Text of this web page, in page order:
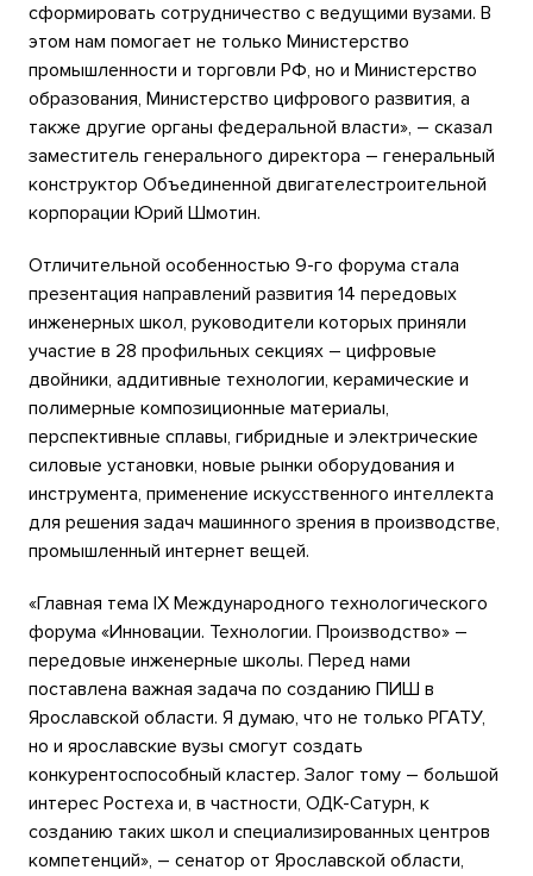
сформировать сотрудничество с ведущими вузами. В
этом нам помогает не только Министерство
промышленности и торговли РФ, но и Министерство
образования, Министерство цифрового развития, а
также другие органы федеральной власти», – сказал
заместитель генерального директора – генеральный
конструктор Объединенной двигателестроительной
корпорации Юрий Шмотин.
Отличительной особенностью 9-го форума стала
презентация направлений развития 14 передовых
инженерных школ, руководители которых приняли
участие в 28 профильных секциях – цифровые
двойники, аддитивные технологии, керамические и
полимерные композиционные материалы,
перспективные сплавы, гибридные и электрические
силовые установки, новые рынки оборудования и
инструмента, применение искусственного интеллекта
для решения задач машинного зрения в производстве,
промышленный интернет вещей.
«Главная тема IX Международного технологического
форума «Инновации. Технологии. Производство» –
передовые инженерные школы. Перед нами
поставлена важная задача по созданию ПИШ в
Ярославской области. Я думаю, что не только РГАТУ,
но и ярославские вузы смогут создать
конкурентоспособный кластер. Залог тому – большой
интерес Ростеха и, в частности, ОДК-Сатурн, к
созданию таких школ и специализированных центров
компетенций», – сенатор от Ярославской области,